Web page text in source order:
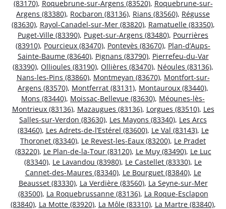
(83170), Roquebrune-sur-Argens (83520), Roquebrune-sur-
Argens (83380), Rocbaron (83136), Rians (83560), Régusse
(83630), Rayol-Canadel-sur-Mer (83820), Ramatuelle (83350),
Puget-Ville (83390), Puget-sur-Argens (83480), Pourrières
(83910), Pourcieux (83470), Pontevès (83670), Plan-d’Aups-
Sainte-Baume (83640), Pignans (83790), Pierrefeu-du-Var
(83390), Ollioules (83190), Ollières (83470), Néoules (83136),
Nans-les-Pins (83860), Montmeyan (83670), Montfort-sur-
Argens (83570), Montferrat (83131), Montauroux (83440),
Mons (83440), Moissac-Bellevue (83630), Méounes-lès-
Montrieux (83136), Mazaugues (83136), Lorgues (83510), Les
Salles-sur-Verdon (83630), Les Mayons (83340), Les Arcs
(83460), Les Adrets-de-l’Estérel (83600), Le Val (83143), Le
Thoronet (83340), Le Revest-les-Eaux (83200), Le Pradet
(83220), Le Plan-de-la-Tour (83120), Le Muy (83490), Le Luc
(83340), Le Lavandou (83980), Le Castellet (83330), Le
Cannet-des-Maures (83340), Le Bourguet (83840), Le
Beausset (83330), La Verdière (83560), La Seyne-sur-Mer
(83500), La Roquebrussanne (83136), La Roque-Esclapon
(83840), La Motte (83920), La Môle (83310), La Martre (83840),